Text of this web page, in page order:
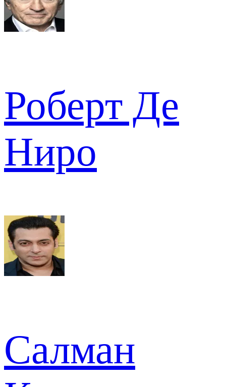
Роберт Де
Ниро
Салман